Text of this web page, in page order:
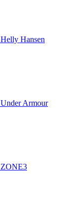
Helly Hansen
Under Armour
ZONE3